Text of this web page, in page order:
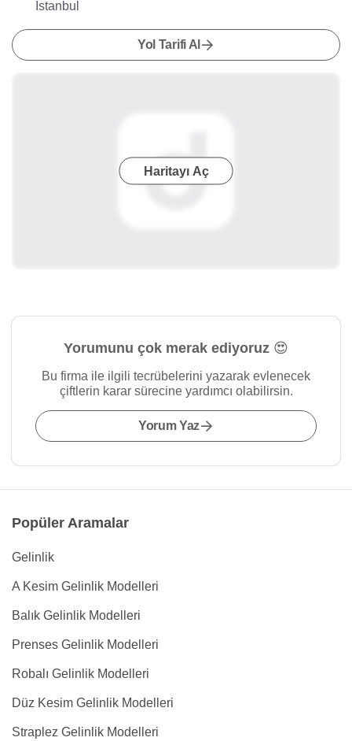
İstanbul
Yol Tarifi Al
Haritayı Aç
Yorumunu çok merak ediyoruz 😍
Bu firma ile ilgili tecrübelerini yazarak evlenecek
çiftlerin karar sürecine yardımcı olabilirsin.
Yorum Yaz
Popüler Aramalar
Gelinlik
A Kesim Gelinlik Modelleri
Balık Gelinlik Modelleri
Prenses Gelinlik Modelleri
Robalı Gelinlik Modelleri
Düz Kesim Gelinlik Modelleri
Straplez Gelinlik Modelleri